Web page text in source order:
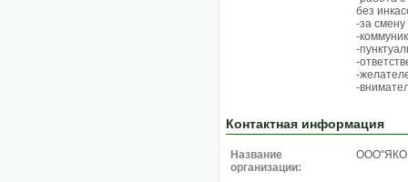
без
-за
-
-
-
-
-
Контактная информация
Название
организации: